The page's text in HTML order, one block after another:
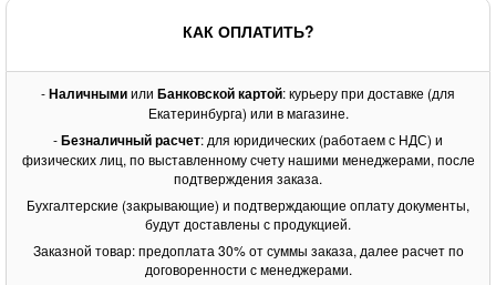
КАК ОПЛАТИТЬ?
-Наличнымиили Банковской картой: курьеру при доставке (для
Екатеринбурга) или в магазине.
-Безналичный расчет: для юридических (работаем с НДС) и
физических лиц, по выставленному счету нашими менеджерами, после
подтверждения заказа.
Бухгалтерские (закрывающие) и подтверждающие оплату документы,
будут доставлены с продукцией.
Заказной товар: предоплата 30% от суммы заказа, далее расчет по
договоренности с менеджерами.